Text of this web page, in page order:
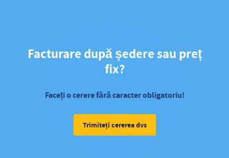
Facturare după ședere sau preț
fix?
Faceți o cerere fără caracter obligatoriu!
Trimiteți cererea dvs